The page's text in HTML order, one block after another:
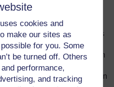
cookies and
make our sites as
for you. Some
be turned off. Others
performance,
and tracking
lanzado en 2006, ha
de 100 000 niños. Más
contratados a nivel local en
en localizaciones remotas
étnicas a prepararse para
de actividades de educación
dos meses antes de
también se les proporcionaron